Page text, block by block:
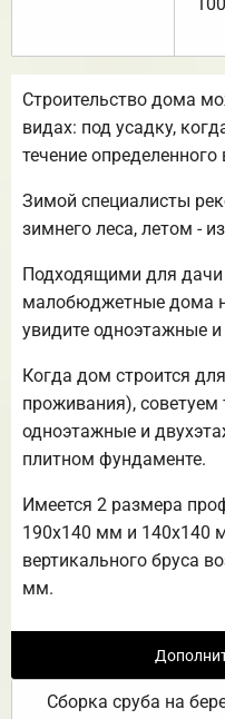
Строительство дома
видах: под усадку,
течение
Зимой специалисты
зимнего леса, летом -
Подходящими для дачи
малобюджетные дома
увидите одноэтажные
Когда дом строится
проживания),
одноэтажные и
плитном фундаменте.
Имеется 2 размера
190х140 мм и 140х140
вертикального бруса
мм.
Сборка сруба на